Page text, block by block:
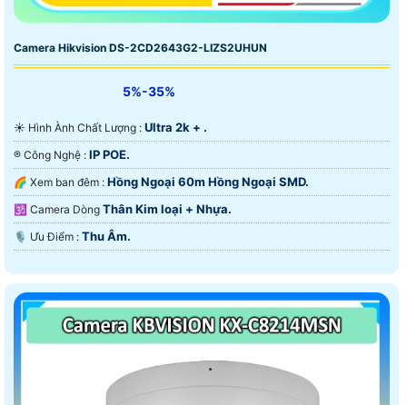
Camera Hikvision DS-2CD2643G2-LIZS2UHUN
5%-35%
☀️ Hình Ành Chất Lượng : Ultra 2k + .
®️ Công Nghệ : IP POE.
🌈 Xem ban đêm : Hồng Ngoại 60m Hồng Ngoại SMD.
🕉️ Camera Dòng Thân Kim loại + Nhựa.
️🎙 Ưu Điểm : Thu Âm.